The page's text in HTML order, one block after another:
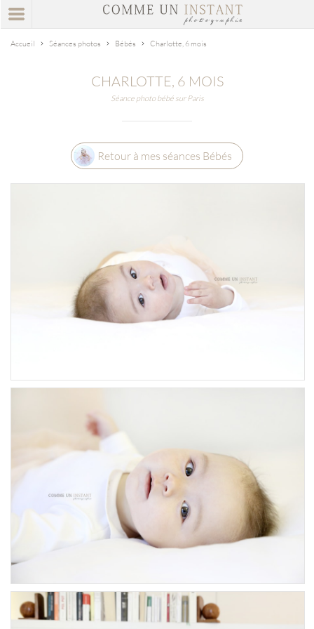
Accueil Séances photos Bébés Charlotte, 6 mois
CHARLOTTE, 6 MOIS
Séance photo bébé sur Paris
Retour à mes séances Bébés